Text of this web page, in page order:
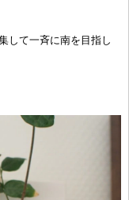
して一斉に南を目指し